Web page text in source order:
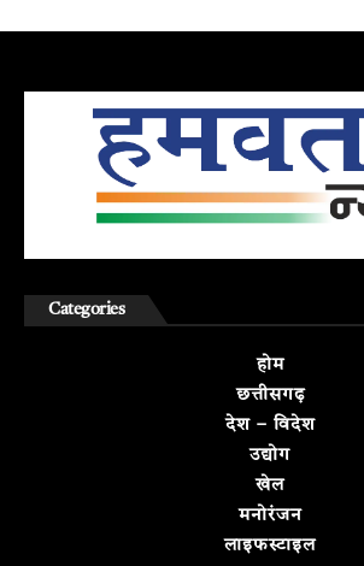
Categories
होम
छत्तीसगढ़
देश – विदेश
उद्योग
खेल
मनोरंजन
लाइफस्टाइल